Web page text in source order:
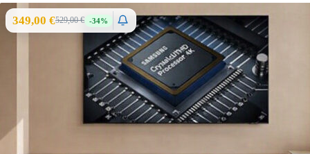
349,00 €529,00 € -34%